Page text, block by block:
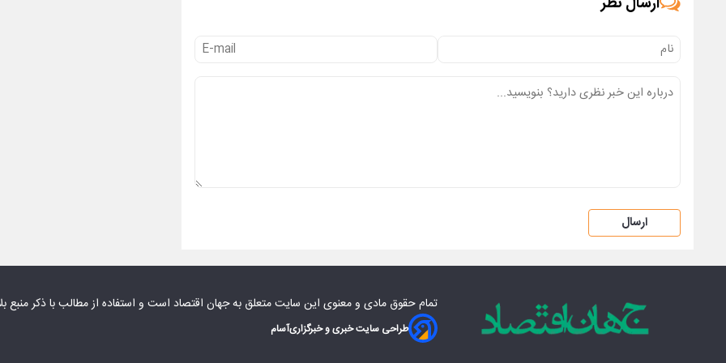
ارسال
تمام حقوق مادی‌ و معنوی این سایت متعلق بهجهان اقتصاد است و استفاده از مطالب با ذکر منبع
طراحی سایت خبری و خبرگزاریآسام